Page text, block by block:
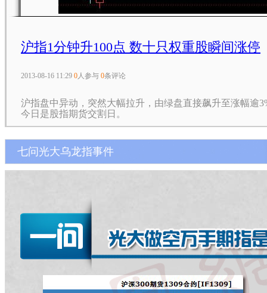
沪指1分钟升100点 数十只权重股瞬间涨停
2013-08-16 11:29 0人参与 0条评论
沪指盘中异动，突然大幅拉升，由绿盘直接飙升至涨幅逾
今日是股指期货交割日。
七问光大乌龙指事件